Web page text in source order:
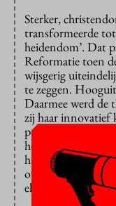
Sterker,
transformeerde tot
heidendom’. Dat
Reformatie toen
wijsgerig
te zeggen.
Daarmee werd de
zij haar innovatief
pogingen in de
herstellen, bleef
hangen en vecht
over de vrouw of
elders.